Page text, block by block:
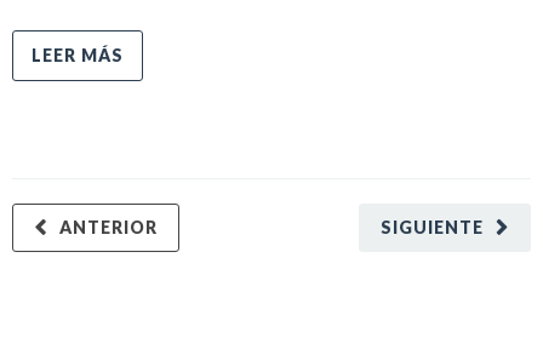
LEER MÁS
SIGUIENTE
ANTERIOR